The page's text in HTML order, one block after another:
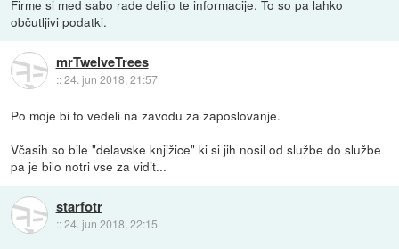
Firme si med sabo rade delijo te informacije. To so pa lahko
občutljivi podatki.
mrTwelveTrees
::24. jun 2018, 21:57
Po moje bi to vedeli na zavodu za zaposlovanje.
Včasih so bile "delavske knjižice" ki si jih nosil od službe do službe
pa je bilo notri vse za vidit...
starfotr
::24. jun 2018, 22:15